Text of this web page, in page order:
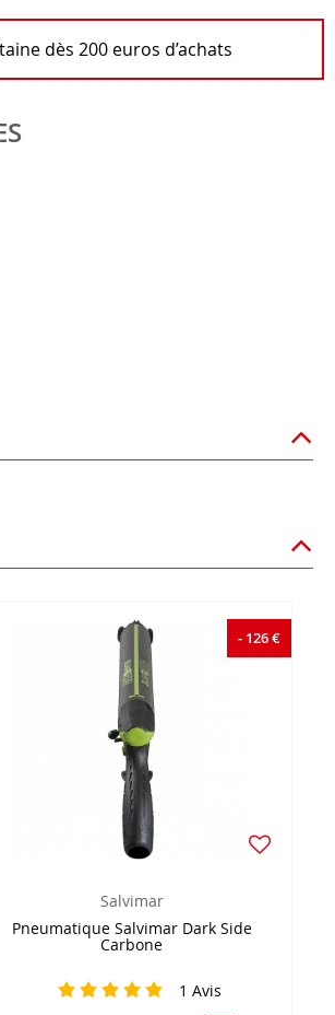
dès 200 euros d’achats
- 126 €
Salvimar
Pneumatique Salvimar Dark Side
Carbone
1 Avis